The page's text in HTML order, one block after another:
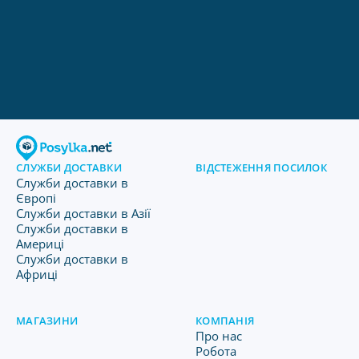
СЛУЖБИ ДОСТАВКИ
Служби доставки в
Європі
Служби доставки в Азії
Служби доставки в
Америці
Служби доставки в
Африці
ВІДСТЕЖЕННЯ ПОСИЛОК
МАГАЗИНИ КОМПАНІЯ
Про нас
Робота